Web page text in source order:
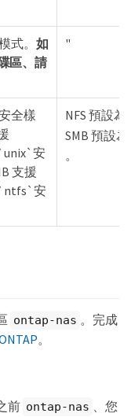
式。 如
區、請
"
全樣
安
支援
安
NFS 預設為
SMB 預設為
。
ontap-nas 。完成
。
前 ontap-nas
、您